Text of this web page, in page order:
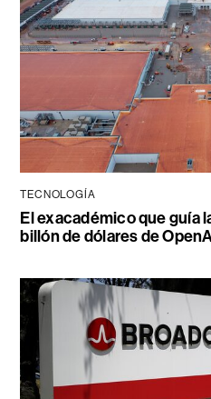
TECNOLOGÍA
El exacadémico que guía
billón de dólares de